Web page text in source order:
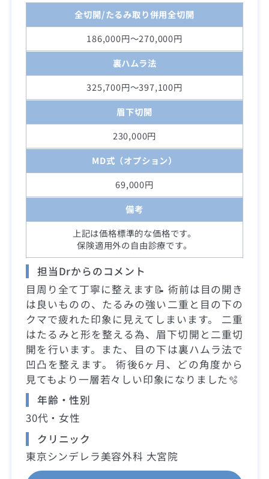
全切開/たるみ取り併用全切開
186,000円～270,000円
裏ハムラ法
325,700円～397,100円
眉下切開
230,000円
MD式（オプション）
69,000円
備考
上記は価格標準的な価格です。
保険適用外の自由診療です。
担当Drからのコメント
目周り全て丁寧に整えます📝 術前は目の開き
は良いものの、たるみの強い二重と目の下の
クマで疲れた印象に見えてしまいます。 二重
はたるみと形を整える為、眉下切開と二重切
開を行います。また、目の下は裏ハムラ法で
凹凸を整えます。 術後6ヶ月、どの角度から
見てもより一層若々しい印象になりました🫧
年齢・性別
30代・女性
クリニック
東京シンデレラ美容外科 大宮院